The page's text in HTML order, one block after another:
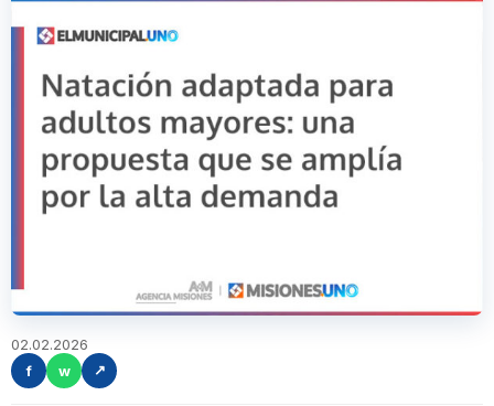
02.02.2026
f
w ↗